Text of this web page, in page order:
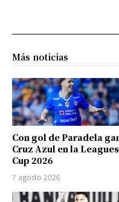
Más noticias
Con gol de Paradela
Cruz Azul en la Leagues
Cup 2026
7 agosto 2026